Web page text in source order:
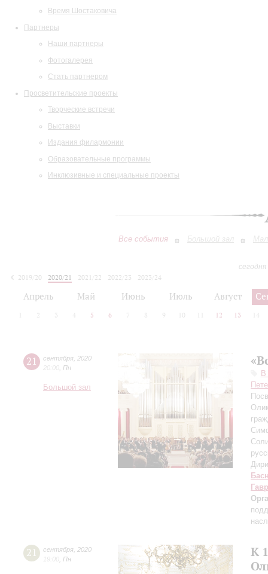
Время Шостаковича
Партнеры
Наши партнеры
Фотогалерея
Стать партнером
Просветительские проекты
Творческие встречи
Выставки
Издания филармонии
Образовательные программы
Инклюзивные и специальные проекты
Все события Большой зал
2019/20
2020/21 2021/22 2022/23
2023/24
Апрель Май Июнь Июль Август
2 3 4 5 6 7 8 9 10 12 13 14
21 сентября 2020
20:00 Пн
Большой зал
В
21 сентября 2020
19:00 Пн
К